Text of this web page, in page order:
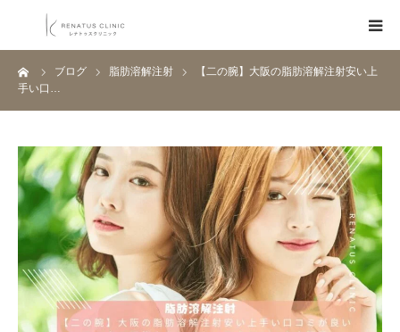
ブログ 脂肪溶解注射
【二の腕】大阪の脂肪溶解注射安い上
手い口…
HOME
料金表
クリニック一覧
医師紹介